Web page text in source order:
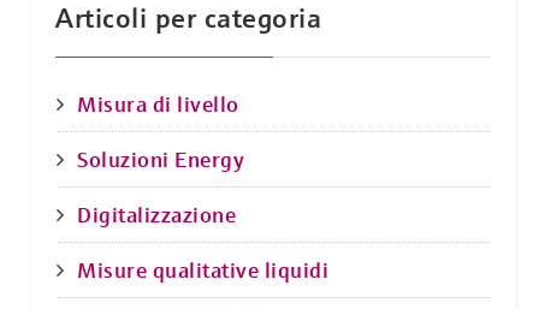
Articoli per categoria
Misura di livello
Soluzioni Energy
Digitalizzazione
Misure qualitative liquidi